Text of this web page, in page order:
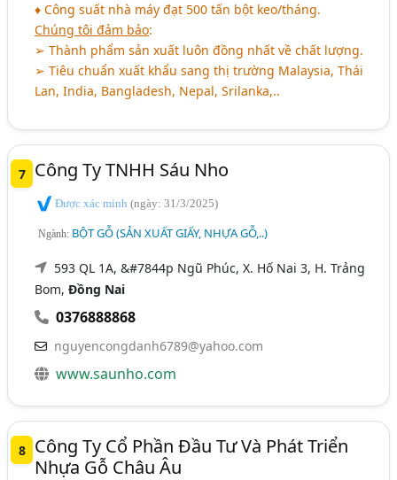
♦ Công suất nhà máy đạt 500 tấn bột keo/tháng.
Chúng tôi đảm bảo:
➢ Thành phẩm sản xuất luôn đồng nhất về chất lượng.
➢ Tiêu chuẩn xuất khẩu sang thị trường Malaysia, Thái
Lan, India, Bangladesh, Nepal, Srilanka,..
7 Công Ty TNHH Sáu Nho
Được xác minh(ngày: 31/3/2025)
Ngành: BỘT GỖ (SẢN XUẤT GIẤY, NHỰA GỖ,..)
593 QL 1A, &#7844p Ngũ Phúc, X. Hố Nai 3, H. Trảng
Bom,Đồng Nai
0376888868
nguyencongdanh6789@yahoo.com
www.saunho.com
8
Công Ty Cổ Phần Đầu Tư Và Phát Triển
Nhựa Gỗ Châu Âu